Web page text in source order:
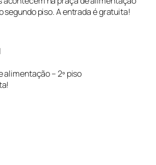
segundo piso. A entrada é gratuita!
alimentação – 2º piso